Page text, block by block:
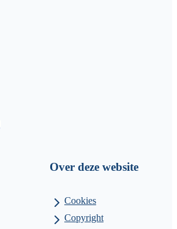
Over deze website
Cookies
Copyright